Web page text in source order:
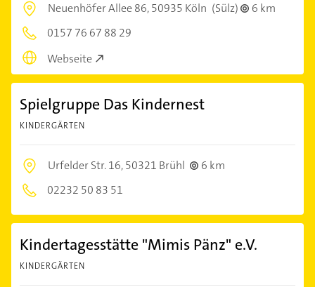
Neuenhöfer Allee 86,50935 Köln (Sülz)
6 km
0157 76 67 88 29
Webseite
Spielgruppe Das Kindernest
KINDERGÄRTEN
Urfelder Str. 16,50321 Brühl
6 km
02232 50 83 51
Kindertagesstätte "Mimis Pänz" e.V.
KINDERGÄRTEN